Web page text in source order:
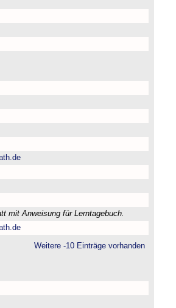
mit Anweisung für Lerntagebuch.
Weitere -10 Einträge vorhanden